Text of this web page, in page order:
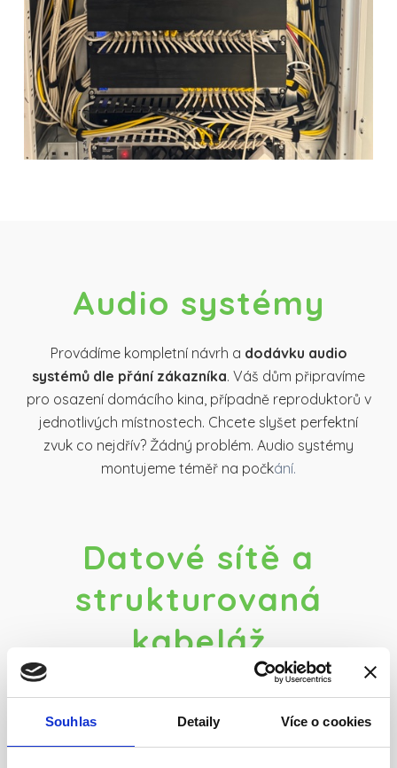
Souhlas Detaily Více o cookies
Audio systémy
Provádíme kompletní návrh a dodávku audio
systémů dle přání zákazníka. Váš dům připravíme
pro osazení domácího kina, případně reproduktorů v
jednotlivých místnostech. Chcete slyšet perfektní
zvuk co nejdřív? Žádný problém. Audio systémy
montujeme téměř na počkání.
Datové sítě a
strukturovaná
kabeláž
Zajistíme kompletní realizaci
optických i